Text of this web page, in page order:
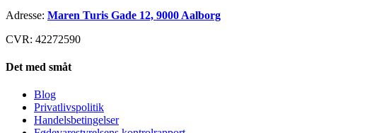
Adresse: Maren Turis Gade 12, 9000 Aalborg
CVR: 42272590
Det med småt
Blog
Privatlivspolitik
Handelsbetingelser